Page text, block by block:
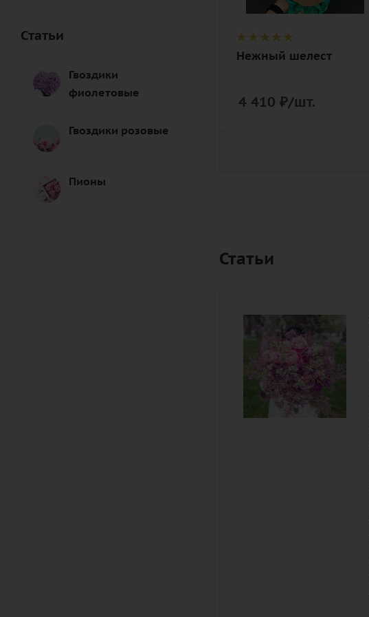
пионовидная,
(лизиантус),
зелень, лента,
упаковка
Нежный шелест
4 410 ₽/шт.
Статьи
Статьи
Гвоздики
фиолетовые
Гвоздики розовые
Пионы